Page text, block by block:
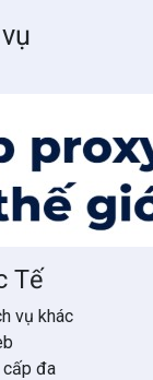
Tế
vụ khác
cấp đa